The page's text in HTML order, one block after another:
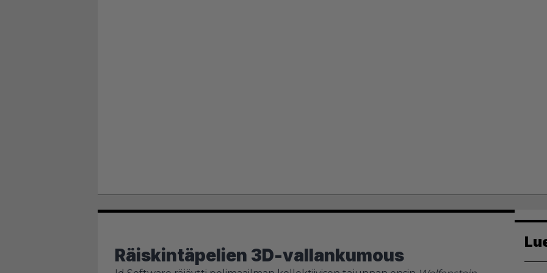
Räiskintäpelien 3D-vallankumous